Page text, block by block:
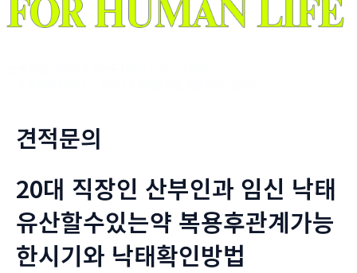
견적문의
20대 직장인 산부인과 임신 낙태
유산할수있는약 복용후관계가능
한시기와 낙태확인방법